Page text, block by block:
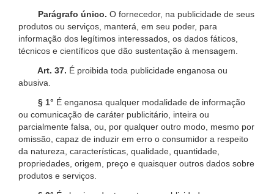
Parágrafo único. O fornecedor, na publicidade de seus
produtos ou serviços, manterá, em seu poder, para
informação dos legítimos interessados, os dados fáticos,
técnicos e científicos que dão sustentação à mensagem.
Art. 37. É proibida toda publicidade enganosa ou
abusiva.
§ 1° É enganosa qualquer modalidade de informação
ou comunicação de caráter publicitário, inteira ou
parcialmente falsa, ou, por qualquer outro modo, mesmo por
omissão, capaz de induzir em erro o consumidor a respeito
da natureza, características, qualidade, quantidade,
propriedades, origem, preço e quaisquer outros dados sobre
produtos e serviços.